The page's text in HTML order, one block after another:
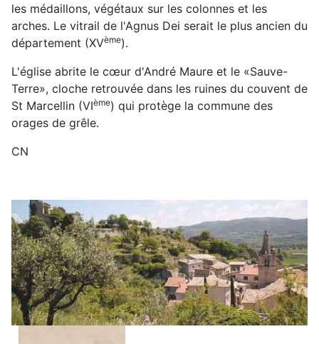
les médaillons, végétaux sur les colonnes et les
arches. Le vitrail de l'Agnus Dei serait le plus ancien du
département (XVème).
L'église abrite le cœur d'André Maure et le «Sauve-
Terre», cloche retrouvée dans les ruines du couvent de
St Marcellin (VIème) qui protège la commune des
orages de grêle.
CN